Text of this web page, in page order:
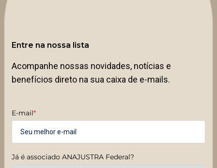
Entre na nossa lista
Acompanhe nossas novidades, notícias e
benefícios direto na sua caixa de e-mails.
E-mail*
Já é associado ANAJUSTRA Federal?